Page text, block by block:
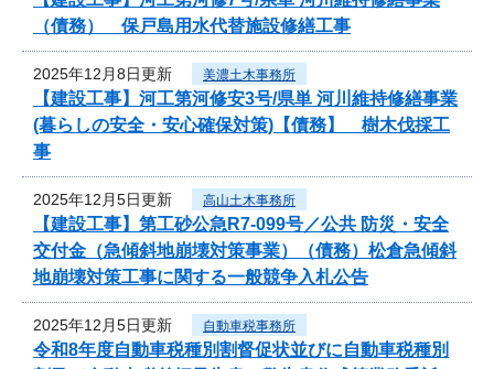
（債務） 保戸島用水代替施設修繕工事
2025年12月8日更新 美濃土木事務所
【建設工事】河工第河修安3号/県単 河川維持修繕事業
(暮らしの安全・安心確保対策)【債務】 樹木伐採工
事
2025年12月5日更新 高山土木事務所
【建設工事】第工砂公急R7-099号／公共 防災・安全
交付金（急傾斜地崩壊対策事業）（債務）松倉急傾斜
地崩壊対策工事に関する一般競争入札公告
2025年12月5日更新 自動車税事務所
令和8年度自動車税種別割督促状並びに自動車税種別